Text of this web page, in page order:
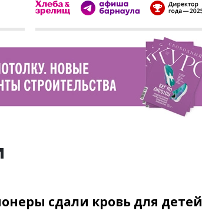
сдали кровь для